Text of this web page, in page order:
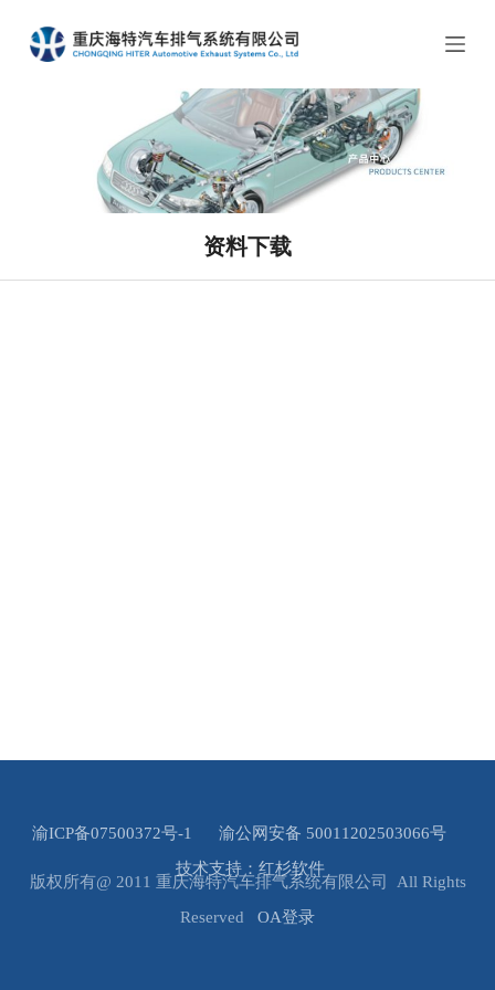
过
资料下载
渝ICP备07500372号-1
渝公网安备 50011202503066号
技术支持：红杉软件
版权所有@ 2011 重庆海特汽车排气系统有限公司 All Rights
Reserved OA登录